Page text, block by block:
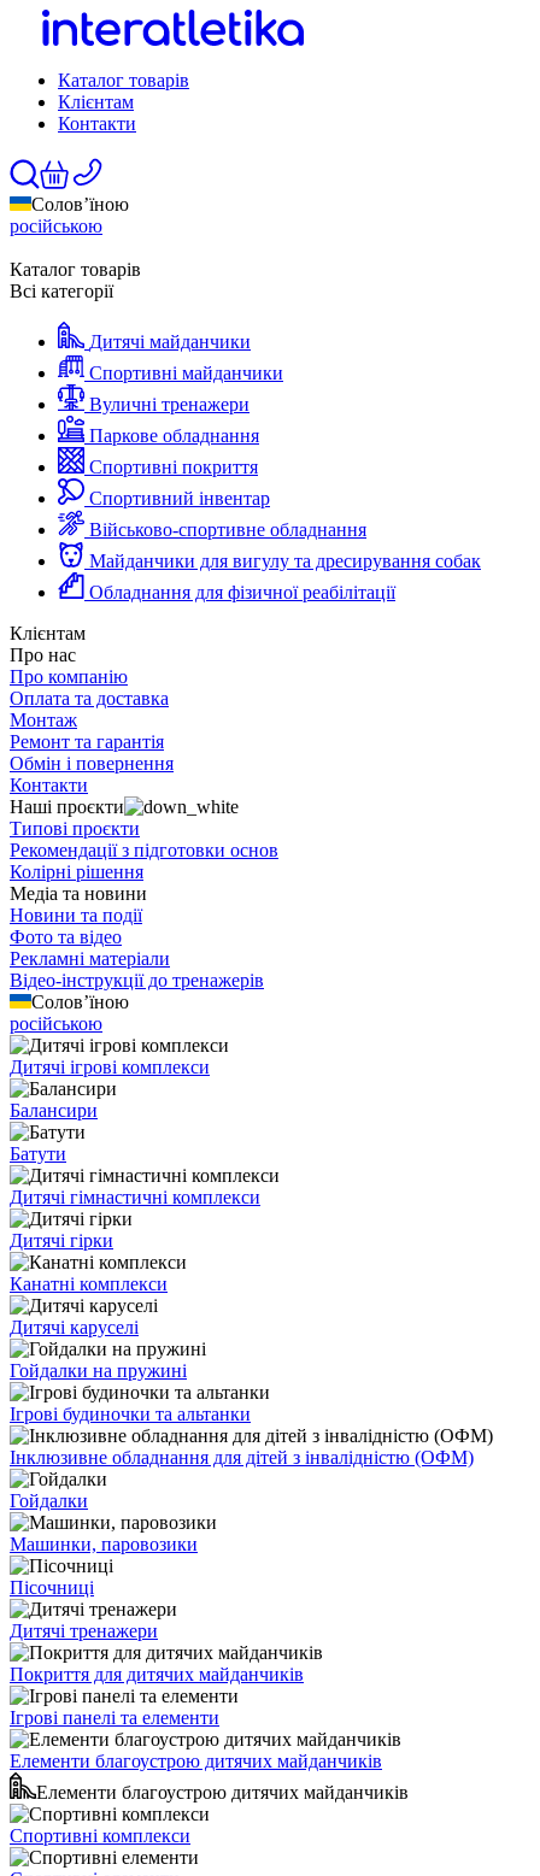
Каталог товарів
Клієнтам
Контакти
Солов’їною
російською
Каталог товарів
Всі категорії
Дитячі майданчики
Спортивні майданчики
Вуличні тренажери
Паркове обладнання
Спортивні покриття
Спортивний інвентар
Військово-спортивне обладнання
Майданчики для вигулу та дресирування собак
Обладнання для фізичної реабілітації
Клієнтам
Про нас
Про компанію
Оплата та доставка
Монтаж
Ремонт та гарантія
Обмін і повернення
Контакти
Наші проєкти
Типові проєкти
Рекомендації з підготовки основ
Колірні рішення
Медіа та новини
Новини та події
Фото та відео
Рекламні матеріали
Відео-інструкції до тренажерів
Солов’їною
російською
Дитячі ігрові комплекси
Балансири
Батути
Дитячі гімнастичні комплекси
Дитячі гірки
Канатні комплекси
Дитячі каруселі
Гойдалки на пружині
Ігрові будиночки та альтанки
Інклюзивне обладнання для дітей з інвалідністю (ОФМ)
Гойдалки
Машинки, паровозики
Пісочниці
Дитячі тренажери
Покриття для дитячих майданчиків
Ігрові панелі та елементи
Елементи благоустрою дитячих майданчиків
Елементи благоустрою дитячих майданчиків
Спортивні комплекси